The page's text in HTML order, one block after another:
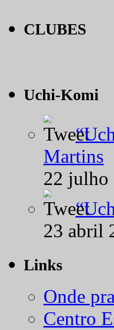
CLUBES
Uchi-Komi
Martins
22
23 abril
Links
Onde
Centro